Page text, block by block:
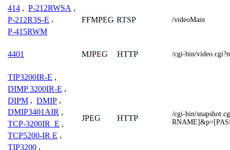
414 , P-212RWSA ,
P-212R3S-E ,
P-415RWM
FFMPEG RTSP /videoMain
4401 MJPEG HTTP /cgi-bin/
TIP3200IR-E ,
DIMP 3200IR-E ,
DIPM , DMIP ,
DMIP3401AIR ,
TCP-3200IR_E ,
TCP5200-IR E ,
TIP3200 ,
JPEG HTTP
/cgi-bin/